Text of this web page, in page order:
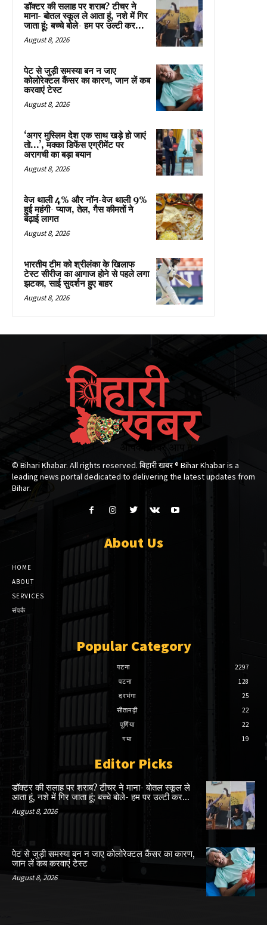
डॉक्टर की सलाह पर शराब? टीचर ने
माना- बोतल स्कूल ले आता हूं, नशे में गिर
जाता हूं; बच्चे बोले- हम पर उल्टी कर...
August 8, 2026
पेट से जुड़ी समस्या बन न जाए
कोलोरेक्टल कैंसर का कारण, जान लें कब
करवाएं टेस्ट
August 8, 2026
‘अगर मुस्लिम देश एक साथ खड़े हो जाएं
तो…’, मक्का डिफेंस एग्रीमेंट पर
अरागची का बड़ा बयान
August 8, 2026
वेज थाली 4% और नॉन-वेज थाली 9%
हुई महंगी- प्याज, तेल, गैस कीमतों ने
बढ़ाई लागत
August 8, 2026
भारतीय टीम को श्रीलंका के खिलाफ
टेस्ट सीरीज का आगाज होने से पहले लगा
झटका, साई सुदर्शन हुए बाहर
August 8, 2026
© Bihari Khabar. All rights reserved. बिहारी खबर ®​ Bihar Khabar is a
leading news portal dedicated to delivering the latest updates from
Bihar.
About Us
HOME
ABOUT
SERVICES
संपर्क
Popular Category
पटना
2297
पटना
128
दरभंगा
25
सीतामढ़ी
22
पूर्णिया
22
गया
19
Editor Picks
डॉक्टर की सलाह पर शराब? टीचर ने माना- बोतल स्कूल ले
आता हूं, नशे में गिर जाता हूं; बच्चे बोले- हम पर उल्टी कर...
August 8, 2026
पेट से जुड़ी समस्या बन न जाए कोलोरेक्टल कैंसर का कारण,
जान लें कब करवाएं टेस्ट
August 8, 2026